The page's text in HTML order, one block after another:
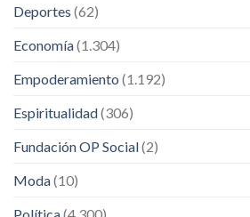
Deportes (62)
Economía(1.304)
Empoderamiento (1.192)
Espiritualidad(306)
Fundación OP Social(2)
Moda(10)
Política(4.300)